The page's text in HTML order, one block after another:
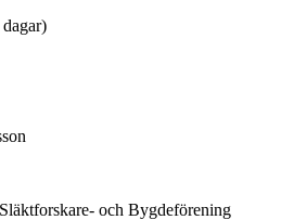
och Bygdeförening